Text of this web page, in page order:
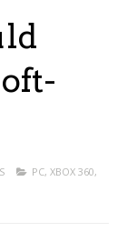
PC, XBOX 360,